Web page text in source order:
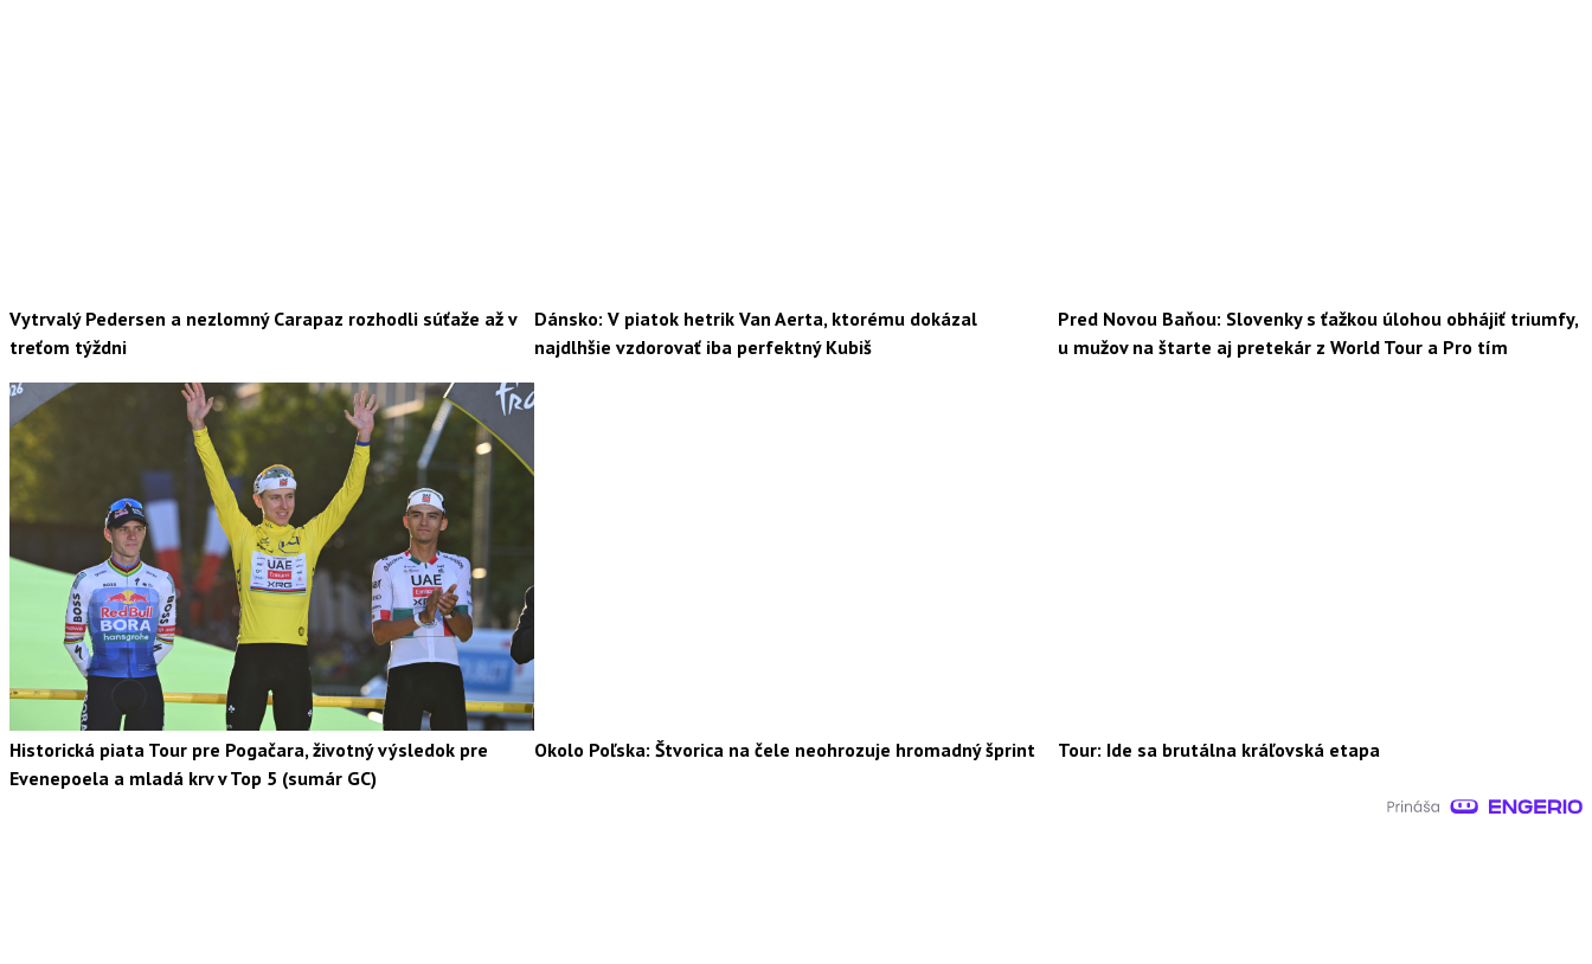
Vytrvalý Pedersen a nezlomný Carapaz rozhodli súťaže až v
treťom týždni
Dánsko: V piatok hetrik Van Aerta, ktorému dokázal
najdlhšie vzdorovať iba perfektný Kubiš
Pred Novou Baňou: Slovenky s ťažkou úlohou obhájiť triumfy,
u mužov na štarte aj pretekár z World Tour a Pro tím
Historická piata Tour pre Pogačara, životný výsledok pre
Evenepoela a mladá krv v Top 5 (sumár GC)
Okolo Poľska: Štvorica na čele neohrozuje hromadný šprint Tour: Ide sa brutálna kráľovská etapa